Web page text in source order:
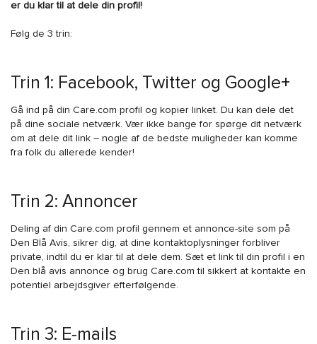
er du klar til at dele din profil!
Følg de 3 trin:
Trin 1: Facebook, Twitter og Google+
Gå ind på din Care.com profil og kopier linket. Du kan dele det
på dine sociale netværk. Vær ikke bange for spørge dit netværk
om at dele dit link – nogle af de bedste muligheder kan komme
fra folk du allerede kender!
Trin 2: Annoncer
Deling af din Care.com profil gennem et annonce-site som på
Den Blå Avis, sikrer dig, at dine kontaktoplysninger forbliver
private, indtil du er klar til at dele dem. Sæt et link til din profil i en
Den blå avis annonce og brug Care.com til sikkert at kontakte en
potentiel arbejdsgiver efterfølgende.
Trin 3: E-mails